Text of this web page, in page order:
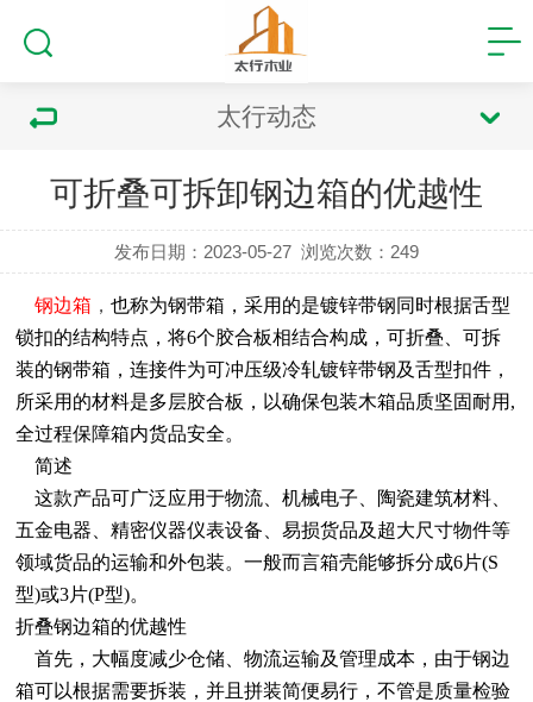
太行动态
可折叠可拆卸钢边箱的优越性
发布日期：2023-05-27 浏览次数： 249
钢边箱 ，也称为钢带箱，采用的是镀锌带钢同时根据舌型
锁扣的结构特点，将6个胶合板相结合构成，可折叠、可拆
装的钢带箱，连接件为可冲压级冷轧镀锌带钢及舌型扣件，
所采用的材料是多层胶合板，以确保包装木箱品质坚固耐用,
全过程保障箱内货品安全。
简述
这款产品可广泛应用于物流、机械电子、陶瓷建筑材料、
五金电器、精密仪器仪表设备、易损货品及超大尺寸物件等
领域货品的运输和外包装。一般而言箱壳能够拆分成6片(S
型)或3片(P型)。
折叠钢边箱的优越性
首先，大幅度减少仓储、物流运输及管理成本，由于钢边
箱可以根据需要拆装，并且拼装简便易行，不管是质量检验